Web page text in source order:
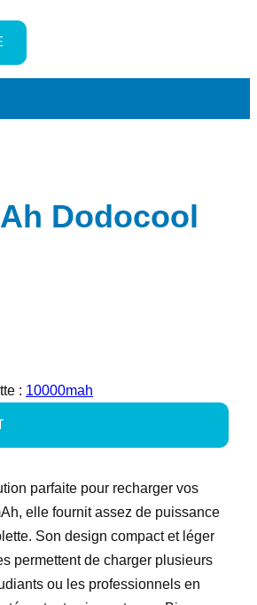
Dodocool
: 10000mah
parfaite pour recharger vos
elle fournit assez de puissance
Son design compact et léger
permettent de charger plusieurs
ou les professionnels en